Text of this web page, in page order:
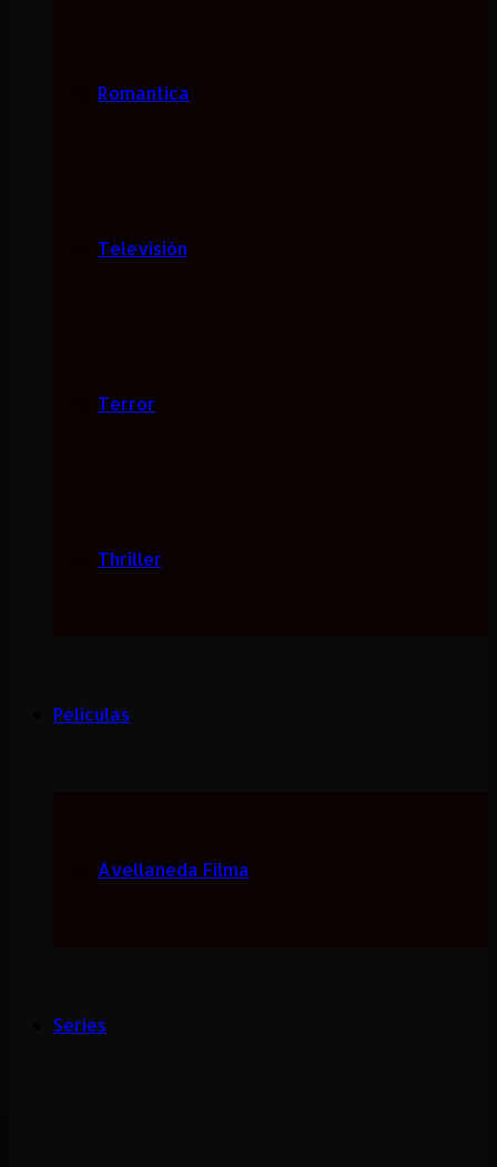
Romantica
Televisión
Terror
Thriller
Peliculas
Avellaneda Filma
Series